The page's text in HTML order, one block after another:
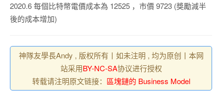
2020.6 每個比特幣電價成本為 12525 ，市價 9723 (獎勵減半
後的成本增加)
神隊友學長Andy , 版权所有丨如未注明 , 均为原创丨本网
站采用BY-NC-SA协议进行授权
转载请注明原文链接： 區塊鏈的 Business Model